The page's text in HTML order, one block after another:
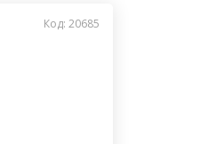
Код: 20685